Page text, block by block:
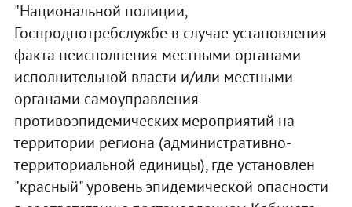
"Национальной полиции,
Госпродпотребслужбе в случае установления
факта неисполнения местными органами
исполнительной власти и/или местными
органами самоуправления
противоэпидемических мероприятий на
территории региона (административно-
территориальной единицы), где установлен
"красный" уровень эпидемической опасности